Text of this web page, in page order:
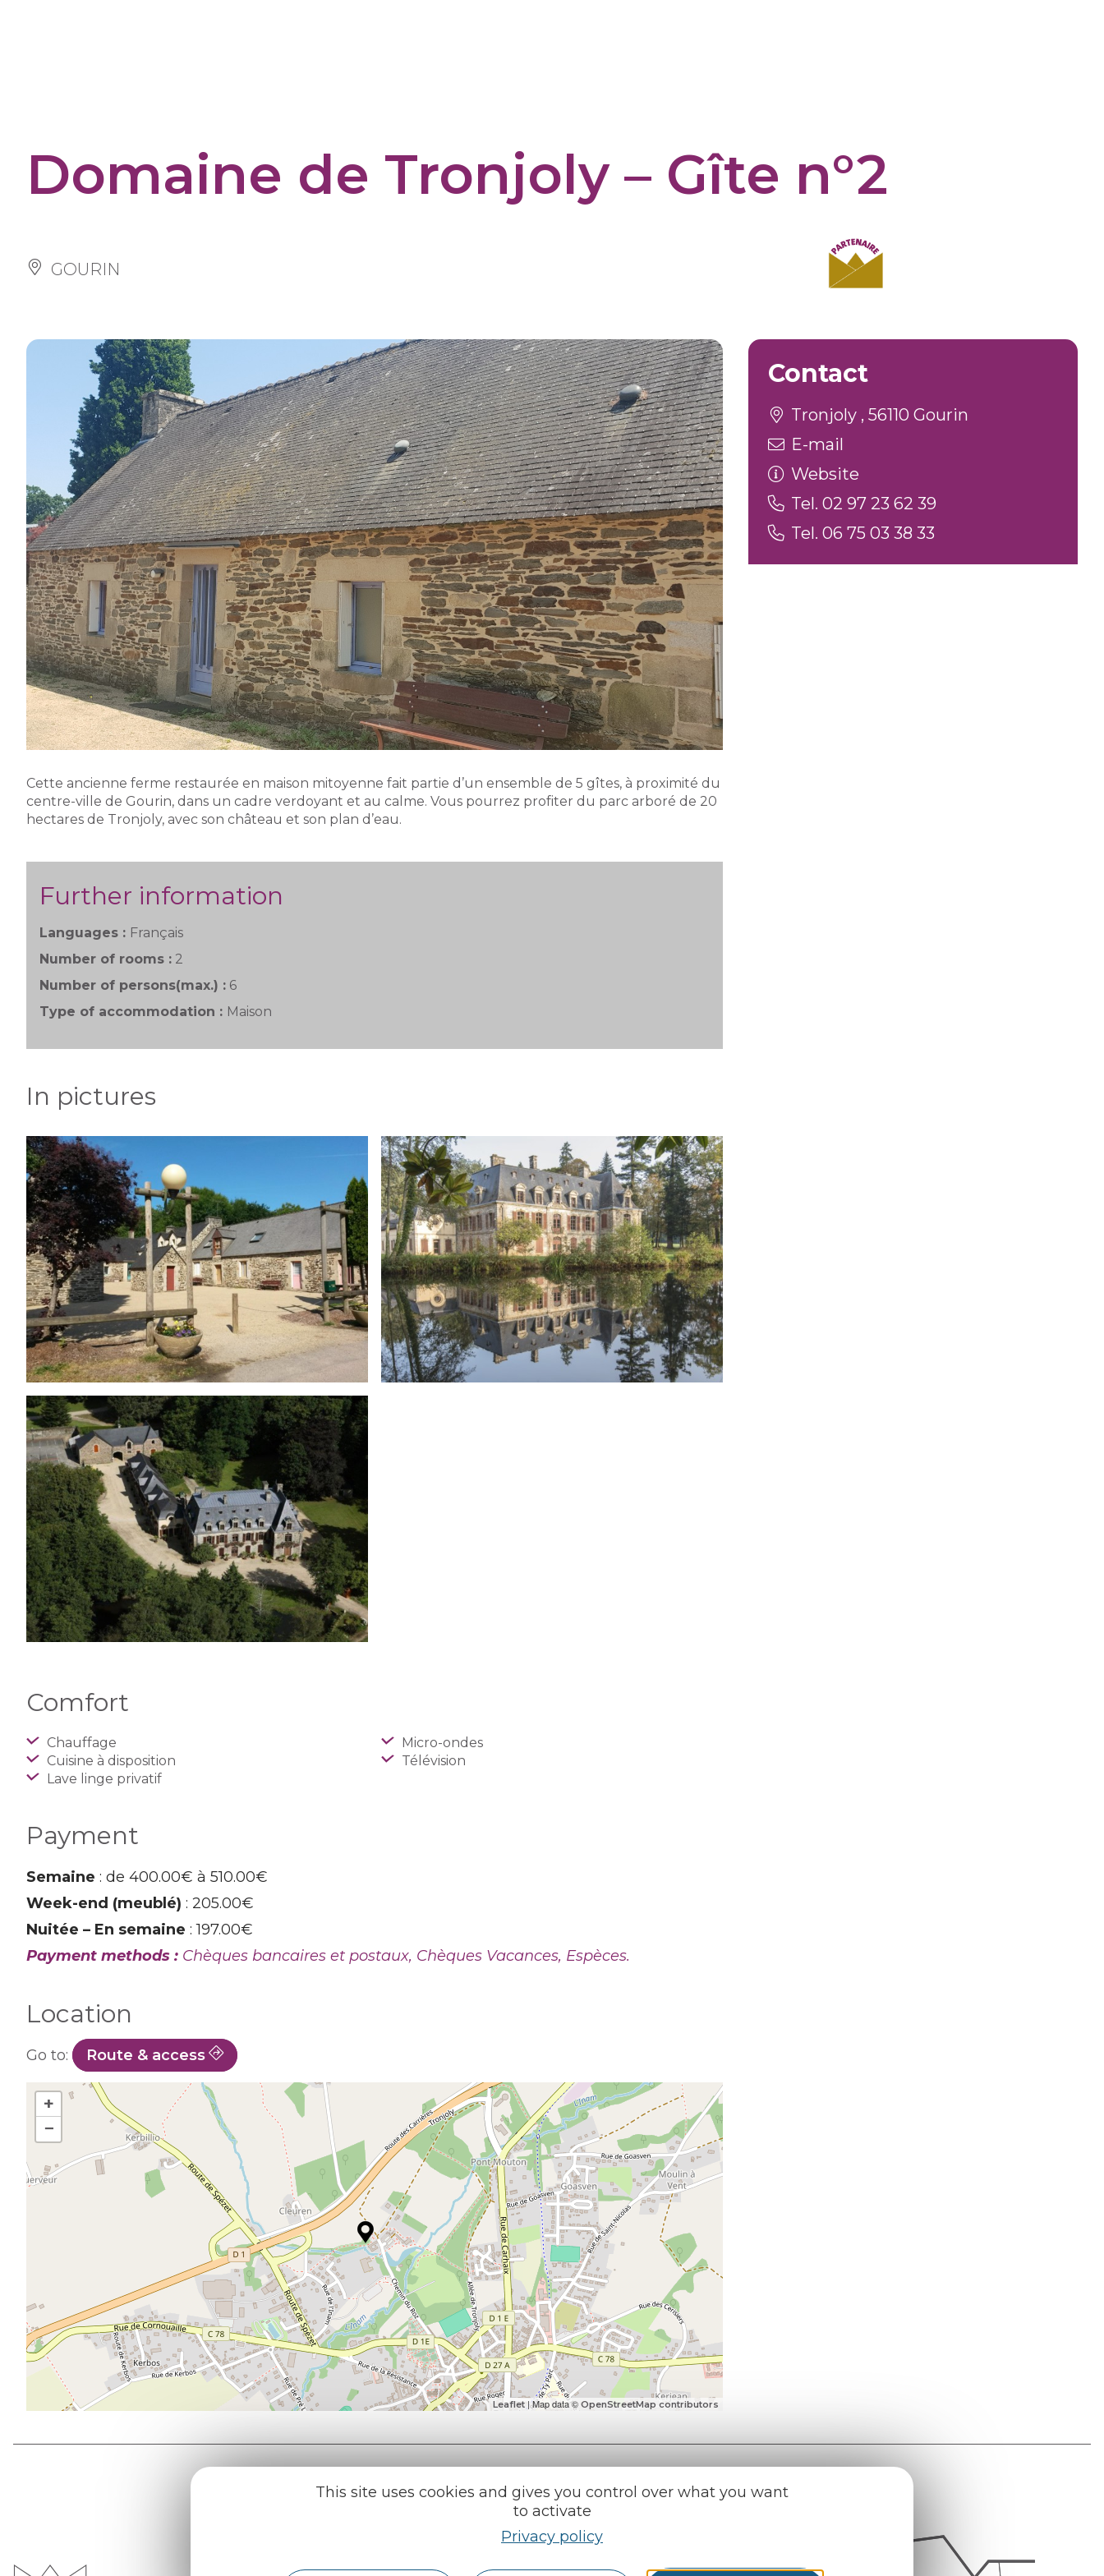
This site uses cookies and gives you control over what you want
to activate
Privacy policy
Domaine de Tronjoly – Gîte n°2
GOURIN
Cette ancienne ferme restaurée en maison mitoyenne fait partie d’un ensemble de 5 gîtes, à proximité du
centre-ville de Gourin, dans un cadre verdoyant et au calme. Vous pourrez profiter du parc arboré de 20
hectares de Tronjoly, avec son château et son plan d’eau.
Further information
Languages : Français
Number of rooms : 2
Number of persons(max.) : 6
Type of accommodation : Maison
In pictures
Comfort
Chauffage
Cuisine à disposition
Lave linge privatif
Micro-ondes
Télévision
Payment
Semaine : de 400.00€ à 510.00€
Week-end (meublé) : 205.00€
Nuitée – En semaine : 197.00€
Payment methods : Chèques bancaires et postaux, Chèques Vacances, Espèces.
Location
Go to: Route & access
+
−
Leaflet | Map data © OpenStreetMap contributors
Contact
Tronjoly , 56110 Gourin
E-mail
Website
Tel. 02 97 23 62 39
Tel. 06 75 03 38 33
Find us on :